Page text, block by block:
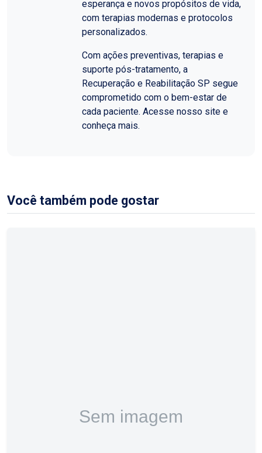
esperança e novos propósitos de vida,
com terapias modernas e protocolos
personalizados.
Com ações preventivas, terapias e
suporte pós-tratamento, a
Recuperação e Reabilitação SP segue
comprometido com o bem-estar de
cada paciente. Acesse nosso site e
conheça mais.
Você também pode gostar